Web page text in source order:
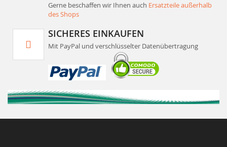
Gerne beschaffen wir Ihnen auch Ersatzteile außerhalb
des Shops
SICHERES EINKAUFEN
Mit PayPal und verschlüsselter Datenübertragung